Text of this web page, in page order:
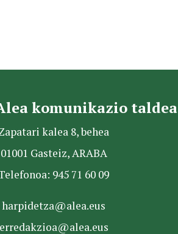
komunikazio taldea
kalea 8, behea
01001 Gasteiz, ARABA
945 71 60 09
harpidetza@alea.eus
erredakzioa@alea.eus